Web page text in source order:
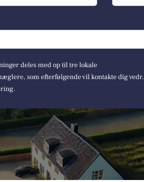
deles med op til tre lokale
som efterfølgende vil kontakte dig vedr.